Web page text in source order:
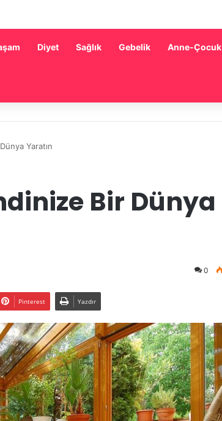
Diyet Sağlık Gebelik Anne-Çocuk
Yaratın
Bir Dünya
0
Pinterest Yazdır